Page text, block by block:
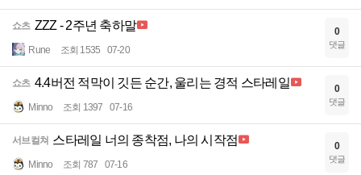
쇼츠 ZZZ - 2주년 축하말
Rune 조회 1535 07-20
0
댓글
쇼츠 4.4버전 적막이 깃든 순간, 울리는 경적 스타레일
Minno 조회 1397 07-16
0
댓글
서브컬쳐 스타레일 너의 종착점, 나의 시작점
Minno 조회 787 07-16
0
댓글